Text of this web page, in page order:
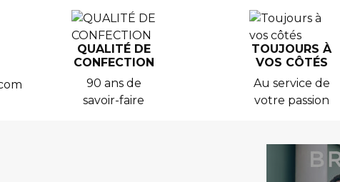
QUALITÉ DE
CONFECTION
90 ans de
savoir-faire
TOUJOURS À
VOS CÔTÉS
Au service de
votre passion